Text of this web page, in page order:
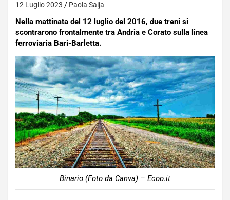
12 Luglio 2023 Paola Saija
Nella mattinata del 12 luglio del 2016, due treni si
scontrarono frontalmente tra Andria e Corato sulla linea
ferroviaria Bari-Barletta.
Binario (Foto da Canva) – Ecoo.it